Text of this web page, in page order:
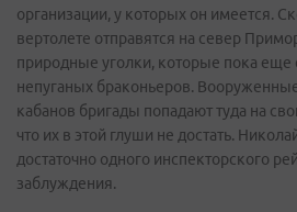
организации, у которых он имеется.
вертолете отправятся на север
природные уголки, которые пока еще
непуганых браконьеров.
кабанов бригады попадают туда на
что их в этой глуши не достать.
достаточно одного инспекторского
заблуждения.